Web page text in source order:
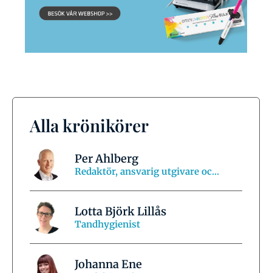
Alla krönikörer
Per Ahlberg
Redaktör, ansvarig utgivare oc...
Lotta Björk Lillås
Tandhygienist
Johanna Ene